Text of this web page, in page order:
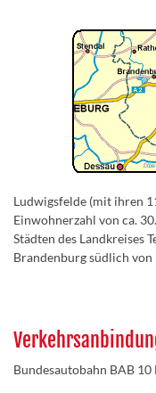
Ludwigsfelde (mit ihren
Einwohnerzahl von ca.
Städten des Landkreises
Brandenburg südlich von
Bundesautobahn BAB